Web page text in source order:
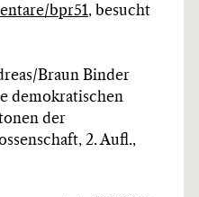
bpr51, besucht
Braun Binder
demokratischen
der
2. Aufl.,